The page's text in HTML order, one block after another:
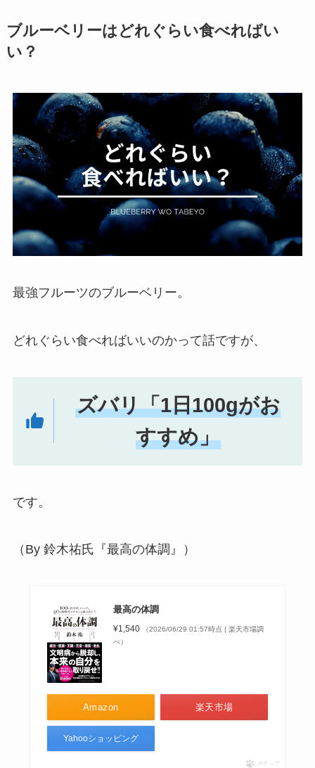
ブルーベリーはどれぐらい食べればい
い？
最強フルーツのブルーベリー。
どれぐらい食べればいいのかって話ですが、
ズバリ「1日100gがお
すすめ」
です。
（By 鈴木祐氏『最高の体調』）
最高の体調
¥1,540
（2026/06/29 01:57時点 | 楽天市場調
べ）
Amazon 楽天市場
Yahooショッピング
ポチップ